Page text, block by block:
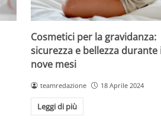
Cosmetici per la gravidanza:
sicurezza e bellezza durante
nove mesi
teamredazione 18 Aprile 2024
Leggi di più